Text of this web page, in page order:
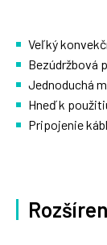
Veľký
Bezúdržbová
Jednoduchá
Hneď k
Pripojenie